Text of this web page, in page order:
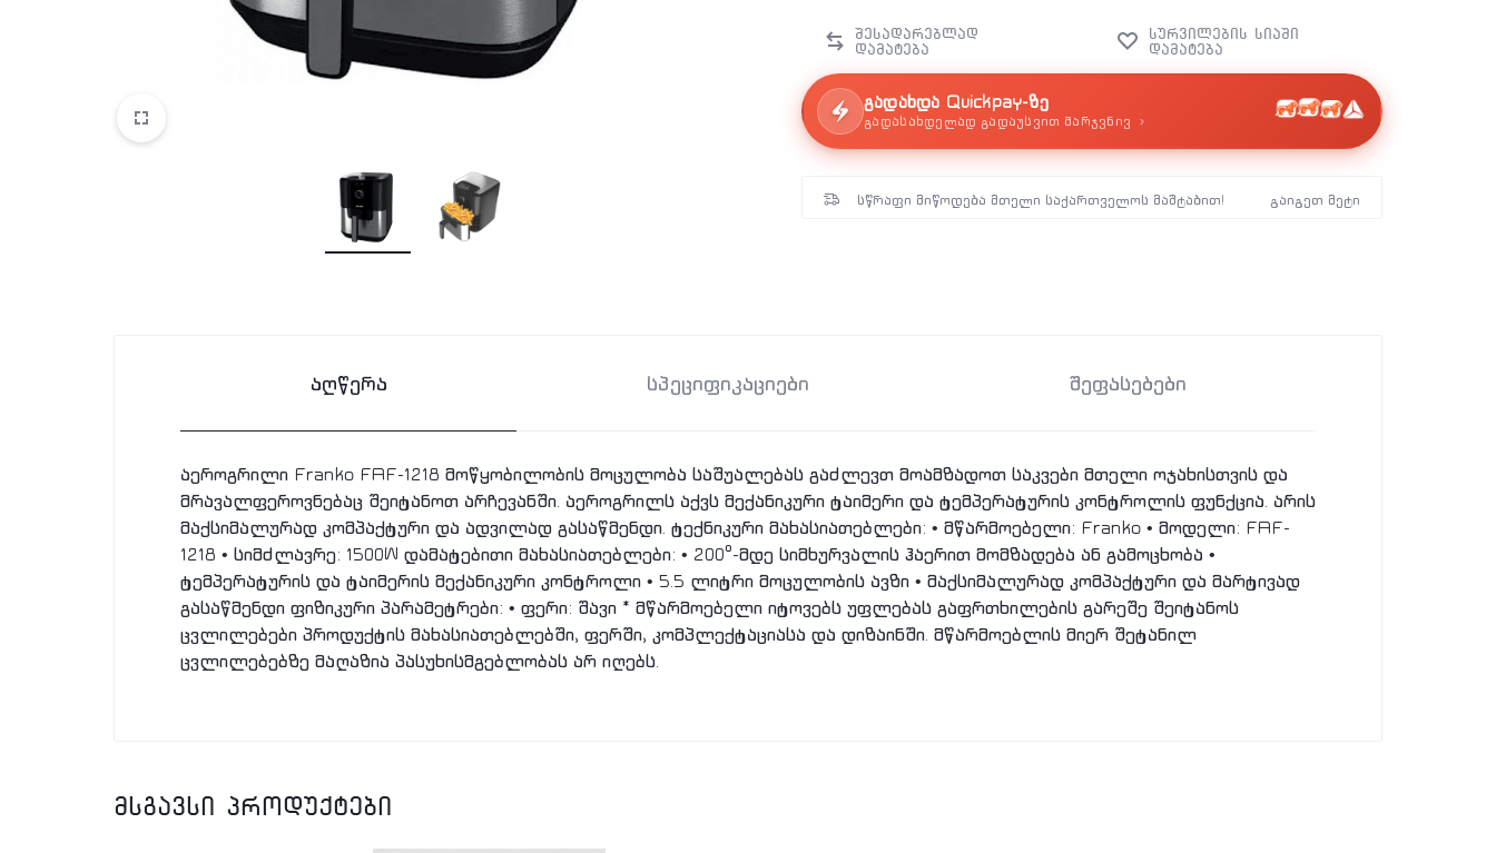
გადახდა Quickpay-ზე
გადასახდელად გადაუსვით მარჯვნივ ›
სწრაფი მიწოდება მთელი საქართველოს მაშტაბით! გაიგეთ მეტი
აღწერა სპეციფიკაციები შეფასებები
აეროგრილი Franko FAF-1218 მოწყობილობის მოცულობა საშუალებას გაძლევთ მოამზადოთ საკვები მთელი ოჯახისთვის და
მრავალფეროვნებაც შეიტანოთ არჩევანში. აეროგრილს აქვს მექანიკური ტაიმერი და ტემპერატურის კონტროლის ფუნქცია. არის
მაქსიმალურად კომპაქტური და ადვილად გასაწმენდი. ტექნიკური მახასიათებლები: • მწარმოებელი: Franko • მოდელი: FAF-
1218 • სიმძლავრე: 1500W დამატებითი მახასიათებლები: • 200°-მდე სიმხურვალის ჰაერით მომზადება ან გამოცხობა •
ტემპერატურის და ტაიმერის მექანიკური კონტროლი • 5.5 ლიტრი მოცულობის ავზი • მაქსიმალურად კომპაქტური და მარტივად
გასაწმენდი ფიზიკური პარამეტრები: • ფერი: შავი * მწარმოებელი იტოვებს უფლებას გაფრთხილების გარეშე შეიტანოს
ცვლილებები პროდუქტის მახასიათებლებში, ფერში, კომპლექტაციასა და დიზაინში. მწარმოებლის მიერ შეტანილ
ცვლილებებზე მაღაზია პასუხისმგებლობას არ იღებს.
მსგავსი პროდუქტები